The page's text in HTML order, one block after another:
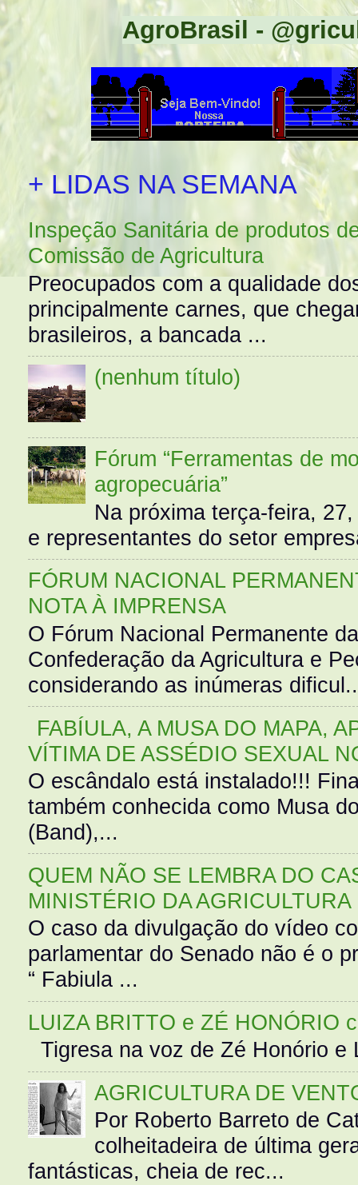
AgroBrasil -
+ LIDAS NA SEMANA
Inspeção Sanitária de produtos
Comissão de Agricultura
Preocupados com a qualidade
principalmente carnes, que
brasileiros, a bancada ...
(nenhum título)
Fórum “Ferramentas de
agropecuária”
Na próxima terça-feira,
e representantes do setor
FÓRUM NACIONAL
NOTA À IMPRENSA
O Fórum Nacional Permanente
Confederação da Agricultura e
considerando as inúmeras
FABÍULA, A MUSA DO MAPA,
VÍTIMA DE ASSÉDIO SEXUAL
O escândalo está instalado!!!
também conhecida como Musa
(Band),...
QUEM NÃO SE LEMBRA DO
MINISTÉRIO DA AGRICULTURA
O caso da divulgação do vídeo
parlamentar do Senado não é o
“ Fabiula ...
LUIZA BRITTO e ZÉ HONÓRIO
Tigresa na voz de Zé Honório
AGRICULTURA DE
Por Roberto Barreto de
colheitadeira de última
fantásticas, cheia de rec...